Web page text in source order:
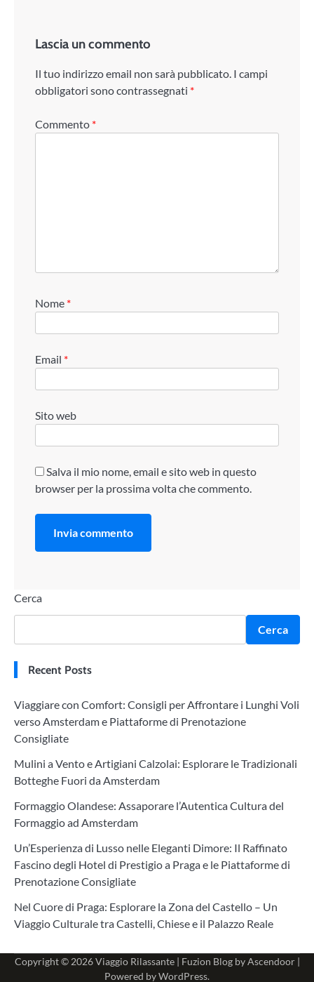
Lascia un commento
Il tuo indirizzo email non sarà pubblicato. I campi
obbligatori sono contrassegnati *
Commento *
Nome *
Email *
Sito web
Salva il mio nome, email e sito web in questo
browser per la prossima volta che commento.
Cerca
Cerca
Recent Posts
Viaggiare con Comfort: Consigli per Affrontare i Lunghi Voli
verso Amsterdam e Piattaforme di Prenotazione
Consigliate
Mulini a Vento e Artigiani Calzolai: Esplorare le Tradizionali
Botteghe Fuori da Amsterdam
Formaggio Olandese: Assaporare l’Autentica Cultura del
Formaggio ad Amsterdam
Un’Esperienza di Lusso nelle Eleganti Dimore: Il Raffinato
Fascino degli Hotel di Prestigio a Praga e le Piattaforme di
Prenotazione Consigliate
Nel Cuore di Praga: Esplorare la Zona del Castello – Un
Viaggio Culturale tra Castelli, Chiese e il Palazzo Reale
Copyright © 2026Viaggio Rilassante| Fuzion Blog byAscendoor|
Powered byWordPress.